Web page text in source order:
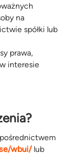
na
spółki lub
prawa,
interesie
wbui/lub